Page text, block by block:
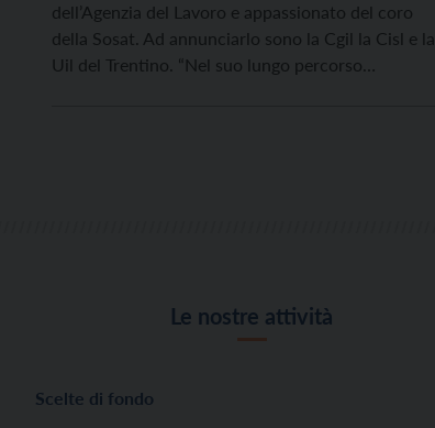
dell’Agenzia del Lavoro e appassionato del coro
della Sosat. Ad annunciarlo sono la Cgil la Cisl e la
Uil del Trentino. “Nel suo lungo percorso
Le nostre attività
Scelte di fondo